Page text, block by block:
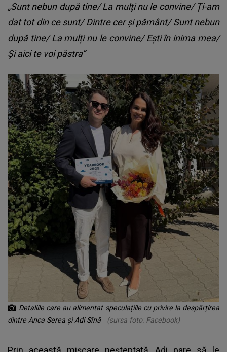
„Sunt nebun după tine/ La mulți nu le convine/ Ți-am
dat tot din ce sunt/ Dintre cer și pământ/ Sunt nebun
după tine/ La mulți nu le convine/ Ești în inima mea/
Și aici te voi păstra”
Detaliile care au alimentat speculațiile cu privire la despărțirea
dintre Anca Serea și Adi Sînă
(sursa foto: Facebook)